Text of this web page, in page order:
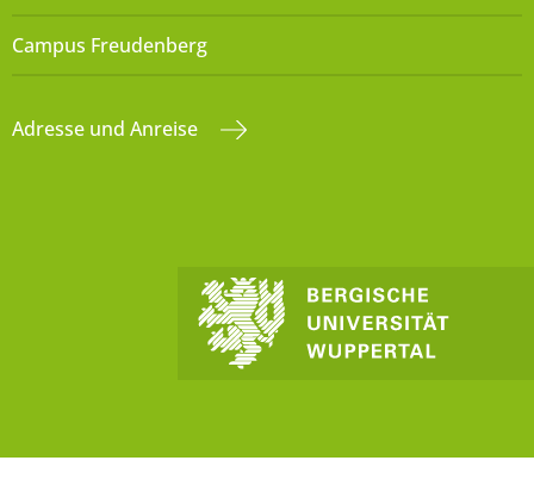
Campus Freudenberg
Adresse und Anreise